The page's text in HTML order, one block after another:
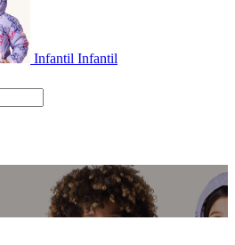
Infantil Infantil